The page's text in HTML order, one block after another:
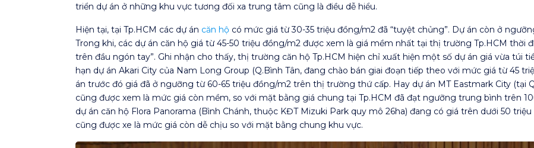
triển dự án ở những khu vực tương đối xa trung tâm cũng là điều dễ hiểu.
Hiện tại, tại Tp.HCM các dự án căn hộ có mức giá từ 30-35 triệu đồng/m2 đã “tuyệt chủng”. Dự án còn ở
Trong khi, các dự án căn hộ giá từ 45-50 triệu đồng/m2 được xem là giá mềm nhất tại thị trường Tp.HCM thời
trên đầu ngón tay”. Ghi nhận cho thấy, thị trường căn hộ Tp.HCM hiện chỉ xuất hiện một số dự án giá vừa túi
hạn dự án Akari City của Nam Long Group (Q.Bình Tân, đang chào bán giai đoạn tiếp theo với mức giá từ 45
án trước đó giá đã ở ngưỡng từ 60-65 triệu đồng/m2 trên thị trường thứ cấp. Hay dự án MT Eastmark City (tại
cũng được xem là mức giá còn mềm, so với mặt bằng giá chung tại Tp.HCM đã đạt ngưỡng trung bình trên
dự án căn hộ Flora Panorama (Bình Chánh, thuộc KĐT Mizuki Park quy mô 26ha) đang có giá trên dưới 50
cũng được xe là mức giá còn dễ chịu so với mặt bằng chung khu vực.